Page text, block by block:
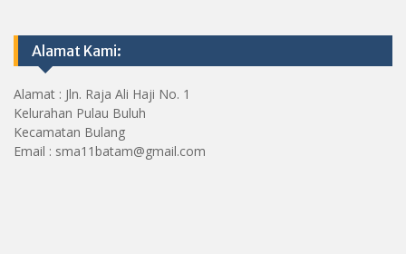
Alamat Kami:
Alamat : Jln. Raja Ali Haji No. 1
Kelurahan Pulau Buluh
Kecamatan Bulang
Email : sma11batam@gmail.com